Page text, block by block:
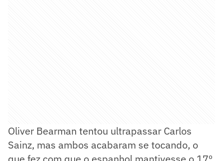
Oliver Bearman tentou ultrapassar Carlos
Sainz, mas ambos acabaram se tocando, o